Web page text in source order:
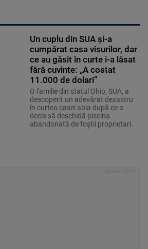
Un cuplu din SUA și-a
cumpărat casa visurilor, dar
ce au găsit în curte i-a lăsat
fără cuvinte: „A costat
11.000 de dolari”
O familie din statul Ohio, SUA, a
descoperit un adevărat dezastru
în curtea casei abia după ce a
decis să deschidă piscina
abandonată de foștii proprietari.